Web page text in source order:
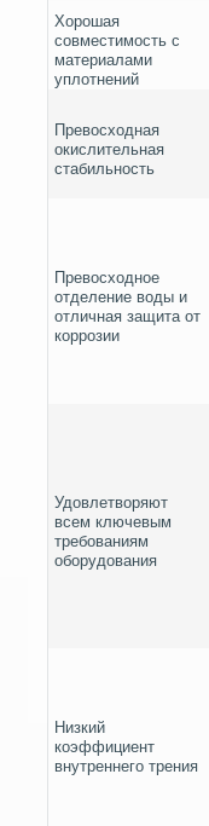
Хорошая
совместимость с
материалами
уплотнений
Превосходная
окислительная
стабильность
Превосходное
отделение воды и
отличная защита от
коррозии
Удовлетворяют
всем ключевым
требованиям
оборудования
Низкий
коэффициент
внутреннего трения